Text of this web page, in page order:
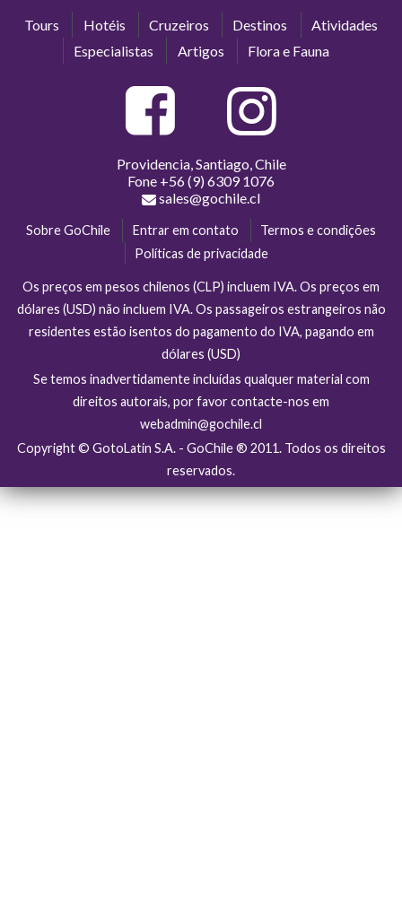
Tours Hotéis Cruzeiros Destinos
Atividades
Especialistas
Artigos Flora e Fauna
Providencia, Santiago, Chile
Fone +56 (9) 6309 1076
sales@gochile.cl
Sobre GoChile Entrar em contato
Termos e condições
Políticas de privacidade
Os preços em pesos chilenos (CLP) incluem IVA. Os preços em
dólares (USD) não incluem IVA. Os passageiros estrangeiros não
residentes estão isentos do pagamento do IVA, pagando em
dólares (USD)
Se temos inadvertidamente incluídas qualquer material com
direitos autorais, por favor contacte-nos em
webadmin@gochile.cl
Copyright © GotoLatin S.A. - GoChile ® 2011. Todos os direitos
reservados.